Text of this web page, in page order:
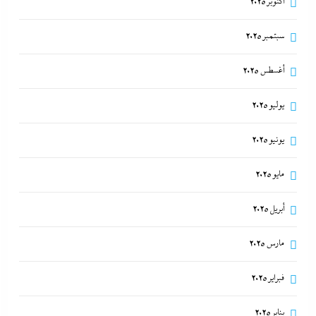
سبتمبر 2025
أغسطس 2025
يوليو 2025
يونيو 2025
مايو 2025
أبريل 2025
مارس 2025
فبراير 2025
يناير 2025